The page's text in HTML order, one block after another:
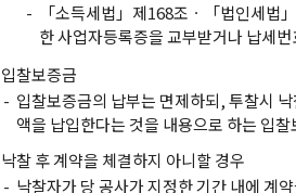
-
「소득세법」제168조ㆍ「법인세법
한 사업자등록증을 교부받거나 납세
입찰보증금
- 입찰보증금의 납부는 면제하되, 투찰시
액을 납입한다는 것을 내용으로 하는 입
낙찰 후 계약을 체결하지 아니할 경우
- 낙찰자가 당 공사가 지정한 기간 내에 계